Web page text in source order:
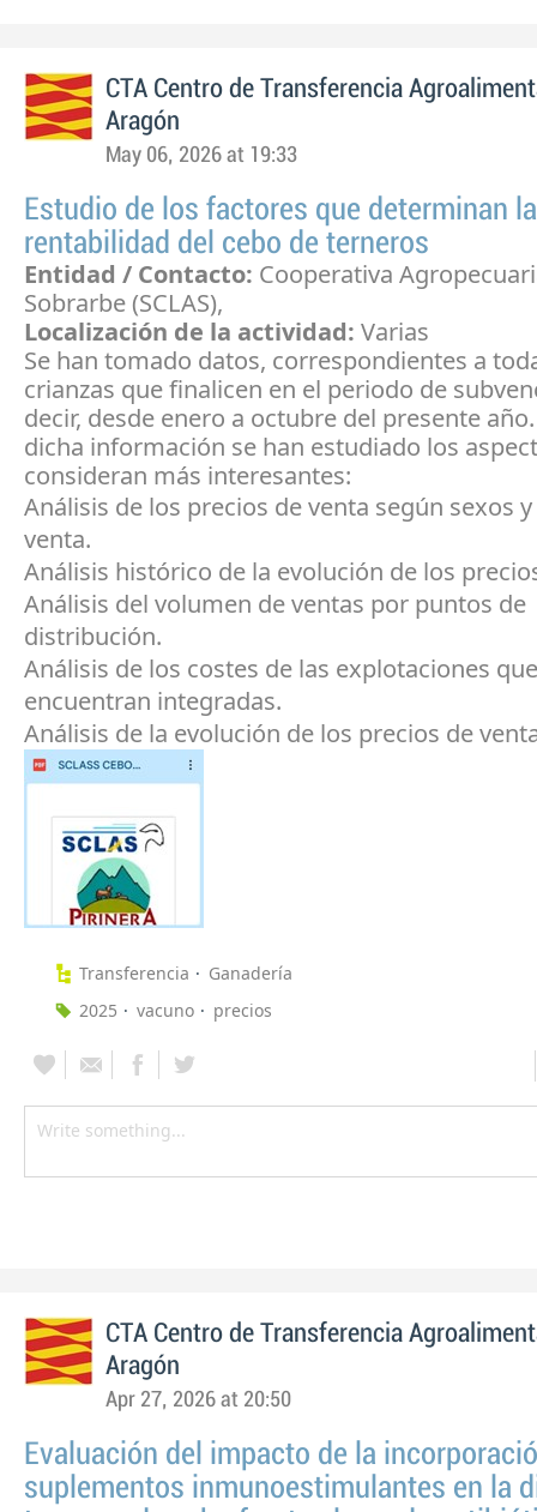
CTA Centro de Transferencia
Aragón
May 06, 2026 at 19:33
Estudio de los factores que determinan la
rentabilidad del cebo de terneros
Entidad / Contacto: Cooperativa
Sobrarbe (SCLAS),
Localización de la actividad: Varias
Se han tomado datos, correspondientes a
crianzas que finalicen en el periodo de
decir, desde enero a octubre del presente
dicha información se han estudiado los
consideran más interesantes:
Análisis de los precios de venta según sexos
venta.
Análisis histórico de la evolución de los
Análisis del volumen de ventas por puntos de
distribución.
Análisis de los costes de las explotaciones
encuentran integradas.
Análisis de la evolución de los precios de
Transferencia
Ganadería
2025
vacuno precios
CTA Centro de Transferencia
Aragón
Apr 27, 2026 at 20:50
Evaluación del impacto de la
suplementos inmunoestimulantes en la